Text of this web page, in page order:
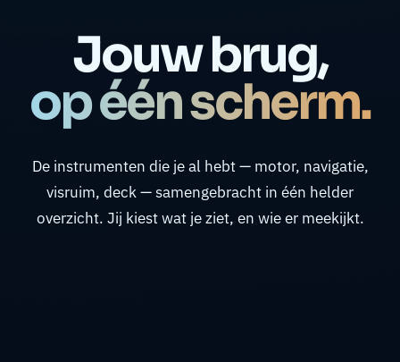
Jouw brug,
op één scherm.
De instrumenten die je al hebt — motor, navigatie,
visruim, deck — samengebracht in één helder
overzicht. Jij kiest wat je ziet, en wie er meekijkt.